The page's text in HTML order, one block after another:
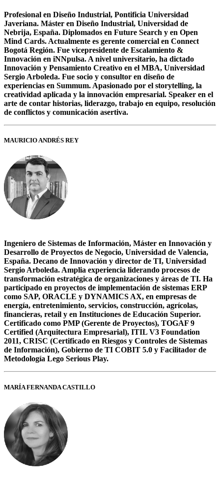
Profesional en Diseño Industrial, Pontificia Universidad
Javeriana. Máster en Diseño Industrial, Universidad de
Nebrija, España. Diplomados en Future Search y en Open
Mind Cards. Actualmente es gerente comercial en Connect
Bogotá Región. Fue vicepresidente de Escalamiento &
Innovación en iNNpulsa. A nivel universitario, ha dictado
Innovación y Pensamiento Creativo en el MBA, Universidad
Sergio Arboleda. Fue socio y consultor en diseño de
experiencias en Summum. Apasionado por el storytelling, la
creatividad aplicada y la innovación empresarial. Speaker en el
arte de contar historias, liderazgo, trabajo en equipo, resolución
de conflictos y comunicación asertiva.
MAURICIO ANDRÉS REY
Ingeniero de Sistemas de Información, Máster en Innovación y
Desarrollo de Proyectos de Negocio, Universidad de Valencia,
España. Decano de Innovación y director de TI, Universidad
Sergio Arboleda. Amplia experiencia liderando procesos de
transformación estratégica de organizaciones y áreas de TI. Ha
participado en proyectos de implementación de sistemas ERP
como SAP, ORACLE y DYNAMICS AX, en empresas de
energía, entretenimiento, servicios, construcción, agrícolas,
financieras, retail y en Instituciones de Educación Superior.
Certificado como PMP (Gerente de Proyectos), TOGAF 9
Certified (Arquitectura Empresarial), ITIL V3 Foundation
2011, CRISC (Certificado en Riesgos y Controles de Sistemas
de Información), Gobierno de TI COBIT 5.0 y Facilitador de
Metodología Lego Serious Play.
MARÍA FERNANDA CASTILLO